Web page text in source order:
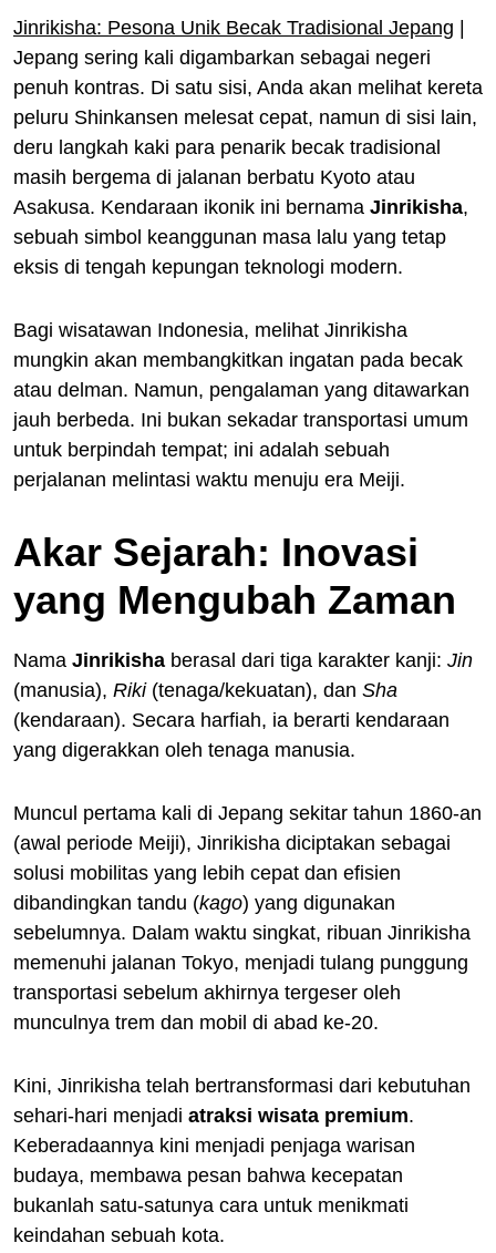
Jinrikisha: Pesona Unik Becak Tradisional Jepang
Jepang sering kali digambarkan sebagai negeri
penuh kontras. Di satu sisi, Anda akan melihat kereta
peluru Shinkansen melesat cepat, namun di sisi lain,
deru langkah kaki para penarik becak tradisional
masih bergema di jalanan berbatu Kyoto atau
Asakusa. Kendaraan ikonik ini bernama Jinrikisha,
sebuah simbol keanggunan masa lalu yang tetap
eksis di tengah kepungan teknologi modern.
Bagi wisatawan Indonesia, melihat Jinrikisha
mungkin akan membangkitkan ingatan pada becak
atau delman. Namun, pengalaman yang ditawarkan
jauh berbeda. Ini bukan sekadar transportasi umum
untuk berpindah tempat; ini adalah sebuah
perjalanan melintasi waktu menuju era Meiji.
Akar Sejarah: Inovasi
yang Mengubah Zaman
Nama Jinrikisha berasal dari tiga karakter kanji: Jin
(manusia), Riki(tenaga/kekuatan), dan Sha
(kendaraan). Secara harfiah, ia berarti kendaraan
yang digerakkan oleh tenaga manusia.
Muncul pertama kali di Jepang sekitar tahun 1860-an
(awal periode Meiji), Jinrikisha diciptakan sebagai
solusi mobilitas yang lebih cepat dan efisien
dibandingkan tandu (kago) yang digunakan
sebelumnya. Dalam waktu singkat, ribuan Jinrikisha
memenuhi jalanan Tokyo, menjadi tulang punggung
transportasi sebelum akhirnya tergeser oleh
munculnya trem dan mobil di abad ke-20.
Kini, Jinrikisha telah bertransformasi dari kebutuhan
sehari-hari menjadi atraksi wisata premium.
Keberadaannya kini menjadi penjaga warisan
budaya, membawa pesan bahwa kecepatan
bukanlah satu-satunya cara untuk menikmati
keindahan sebuah kota.